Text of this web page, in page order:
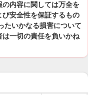
内容に関しては万全を
安全性を保証するもの
たいかなる損害について
一切の責任を負いかね